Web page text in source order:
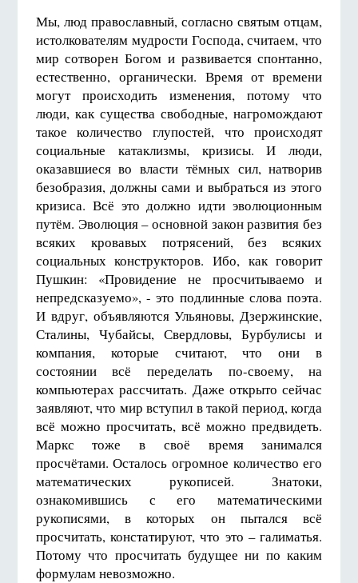
Мы, люд православный, согласно святым отцам,
истолкователям мудрости Господа, считаем, что
мир сотворен Богом и развивается спонтанно,
естественно, органически. Время от времени
могут происходить изменения, потому что
люди, как существа свободные, нагромождают
такое количество глупостей, что происходят
социальные катаклизмы, кризисы. И люди,
оказавшиеся во власти тёмных сил, натворив
безобразия, должны сами и выбраться из этого
кризиса. Всё это должно идти эволюционным
путём. Эволюция – основной закон развития без
всяких кровавых потрясений, без всяких
социальных конструкторов. Ибо, как говорит
Пушкин: «Провидение не просчитываемо и
непредсказуемо», - это подлинные слова поэта.
И вдруг, объявляются Ульяновы, Дзержинские,
Сталины, Чубайсы, Свердловы, Бурбулисы и
компания, которые считают, что они в
состоянии всё переделать по-своему, на
компьютерах рассчитать. Даже открыто сейчас
заявляют, что мир вступил в такой период, когда
всё можно просчитать, всё можно предвидеть.
Маркс тоже в своё время занимался
просчётами. Осталось огромное количество его
математических рукописей. Знатоки,
ознакомившись с его математическими
рукописями, в которых он пытался всё
просчитать, констатируют, что это – галиматья.
Потому что просчитать будущее ни по каким
формулам невозможно.